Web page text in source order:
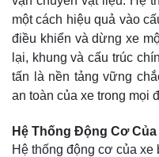
một cách hiệu quả vào
điều khiển và dừng xe
lại, khung và cấu trúc
tấn là nền tảng vững
an toàn của xe trong mọi
Hệ Thống Động Cơ
Hệ thống động cơ của xe